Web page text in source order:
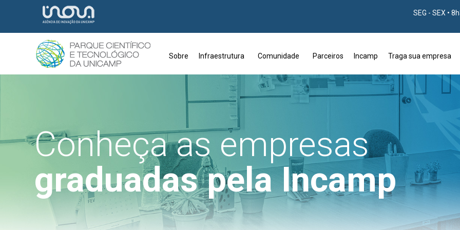
SEG - SEX •
Sobre Infraestrutura Comunidade Parceiros Incamp Traga sua empresa
graduadas pela Incamp
Conheça as empresas